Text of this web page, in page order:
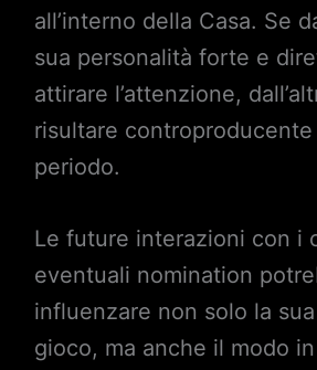
all’interno della Casa. Se
sua personalità forte e
attirare l’attenzione,
risultare
periodo.
Le future interazioni con i
eventuali nomination
influenzare non solo la
gioco, ma anche il modo